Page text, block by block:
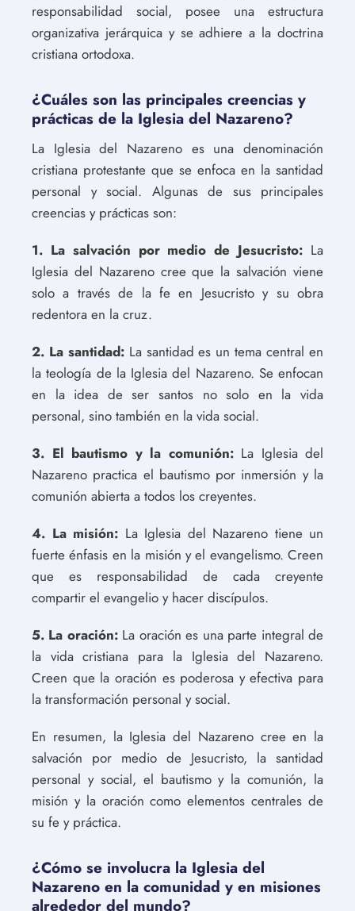
responsabilidad social, posee una estructura
organizativa jerárquica y se adhiere a la doctrina
cristiana ortodoxa.
¿Cuáles son las principales creencias y
prácticas de la Iglesia del Nazareno?
La Iglesia del Nazareno es una denominación
cristiana protestante que se enfoca en la santidad
personal y social. Algunas de sus principales
creencias y prácticas son:
1. La salvación por medio de Jesucristo: La
Iglesia del Nazareno cree que la salvación viene
solo a través de la fe en Jesucristo y su obra
redentora en la cruz.
2. La santidad:La santidad es un tema central en
la teología de la Iglesia del Nazareno. Se enfocan
en la idea de ser santos no solo en la vida
personal, sino también en la vida social.
3. El bautismo y la comunión:La Iglesia del
Nazareno practica el bautismo por inmersión y la
comunión abierta a todos los creyentes.
4. La misión: La Iglesia del Nazareno tiene un
fuerte énfasis en la misión y el evangelismo. Creen
que es responsabilidad de cada creyente
compartir el evangelio y hacer discípulos.
5. La oración:La oración es una parte integral de
la vida cristiana para la Iglesia del Nazareno.
Creen que la oración es poderosa y efectiva para
la transformación personal y social.
En resumen, la Iglesia del Nazareno cree en la
salvación por medio de Jesucristo, la santidad
personal y social, el bautismo y la comunión, la
misión y la oración como elementos centrales de
su fe y práctica.
¿Cómo se involucra la Iglesia del
Nazareno en la comunidad y en misiones
alrededor del mundo?